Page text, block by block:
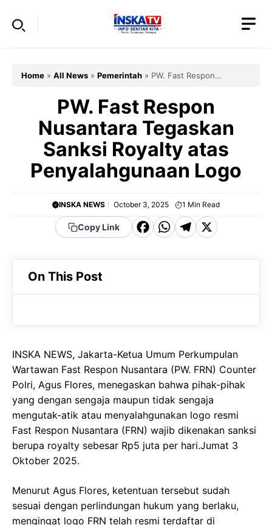
Home » All News » Pemerintah » PW. Fast Respon
PW. Fast Respon
Nusantara Tegaskan
Sanksi Royalty atas
Penyalahgunaan Logo
INSKA NEWS October 3, 2025 1 Min Read
Copy Link
F
c
o
k
W
a
A
p
T
e
a
m
X
On This Post
INSKA NEWS, Jakarta-Ketua Umum Perkumpulan
Wartawan Fast Respon Nusantara (PW. FRN) Counter
Polri, Agus Flores, menegaskan bahwa pihak-pihak
yang dengan sengaja maupun tidak sengaja
mengutak-atik atau menyalahgunakan logo resmi
Fast Respon Nusantara (FRN) wajib dikenakan sanksi
berupa royalty sebesar Rp5 juta per hari.Jumat 3
Oktober 2025.
Menurut Agus Flores, ketentuan tersebut sudah
sesuai dengan perlindungan hukum yang berlaku,
mengingat logo FRN telah resmi terdaftar di